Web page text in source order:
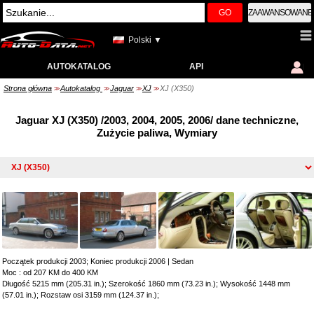
GO ZAAWANSOWANE
Polski ▼
AUTOKATALOG API
Strona główna >> Autokatalog >> Jaguar >> XJ >> XJ (X350)
Jaguar XJ (X350) /2003, 2004, 2005, 2006/ dane techniczne,
Zużycie paliwa, Wymiary
Początek produkcji 2003; Koniec produkcji 2006 | Sedan
Moc : od 207 KM do 400 KM
Długość 5215 mm (205.31 in.); Szerokość 1860 mm (73.23 in.); Wysokość 1448 mm
(57.01 in.); Rozstaw osi 3159 mm (124.37 in.);